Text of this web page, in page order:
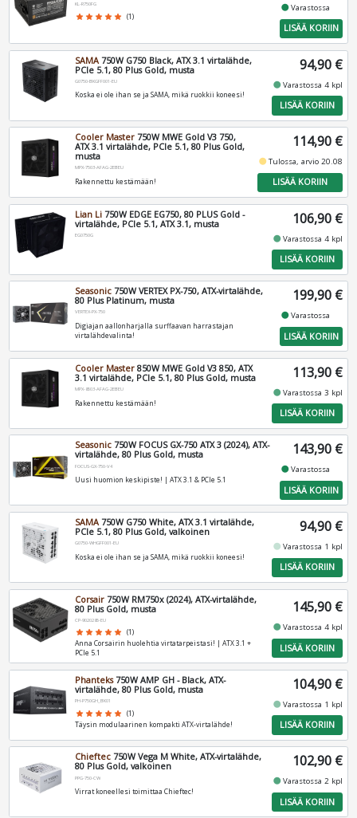
KL-R750FG
star star star star star (1)
fiber_manual_recordVarastossa
LISÄÄ KORIIN
SAMA 750W G750 Black, ATX 3.1 virtalähde,
PCIe 5.1, 80 Plus Gold, musta
G0750-BKGFF001-EU
Koska ei ole ihan se ja SAMA, mikä ruokkii koneesi!
94,90 €
fiber_manual_recordVarastossa 4 kpl
LISÄÄ KORIIN
Cooler Master 750W MWE Gold V3 750,
ATX 3.1 virtalähde, PCIe 5.1, 80 Plus Gold,
musta
MPX-7503-AFAG-2EBEU
Rakennettu kestämään!
114,90 €
fiber_manual_recordTulossa, arvio 20.08
LISÄÄ KORIIN
Lian Li 750W EDGE EG750, 80 PLUS Gold -
virtalähde, PCIe 5.1, ATX 3.1, musta
EG0750G
106,90 €
fiber_manual_recordVarastossa 4 kpl
LISÄÄ KORIIN
Seasonic 750W VERTEX PX-750, ATX-virtalähde,
80 Plus Platinum, musta
VERTEX-PX-750
Digiajan aallonharjalla surffaavan harrastajan
virtalähdevalinta!
199,90 €
fiber_manual_recordVarastossa
LISÄÄ KORIIN
Cooler Master 850W MWE Gold V3 850, ATX
3.1 virtalähde, PCIe 5.1, 80 Plus Gold, musta
MPX-8503-AFAG-2EBEU
Rakennettu kestämään!
113,90 €
fiber_manual_recordVarastossa 3 kpl
LISÄÄ KORIIN
Seasonic 750W FOCUS GX-750 ATX 3 (2024), ATX-
virtalähde, 80 Plus Gold, musta
FOCUS-GX-750-V4
Uusi huomion keskipiste! | ATX 3.1 & PCIe 5.1
143,90 €
fiber_manual_recordVarastossa
LISÄÄ KORIIN
SAMA750W G750 White, ATX 3.1 virtalähde,
PCIe 5.1, 80 Plus Gold, valkoinen
G0750-WHGFF001-EU
Koska ei ole ihan se ja SAMA, mikä ruokkii koneesi!
94,90 €
fiber_manual_record Varastossa 1 kpl
LISÄÄ KORIIN
Corsair 750W RM750x (2024), ATX-virtalähde,
80 Plus Gold, musta
CP-9020285-EU
star star star star star (1)
Anna Corsairin huolehtia virtatarpeistasi! | ATX 3.1 +
PCIe 5.1
145,90 €
fiber_manual_recordVarastossa 4 kpl
LISÄÄ KORIIN
Phanteks750W AMP GH - Black, ATX-
virtalähde, 80 Plus Gold, musta
PH-P750GH_BK01
star star star star star (1)
Täysin modulaarinen kompakti ATX-virtalähde!
104,90 €
fiber_manual_recordVarastossa 1 kpl
LISÄÄ KORIIN
Chieftec 750W Vega M White, ATX-virtalähde,
80 Plus Gold, valkoinen
PPG-750-CW
Virrat koneellesi toimittaa Chieftec!
102,90 €
fiber_manual_recordVarastossa 2 kpl
LISÄÄ KORIIN